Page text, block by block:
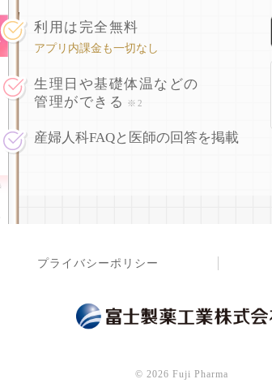
利用は完全無料
アプリ内課金も一切なし
生理日や基礎体温などの
管理ができる
※2
産婦人科FAQと医師の回答を掲載
プライバシーポリシー
© 2026 Fuji Pharma